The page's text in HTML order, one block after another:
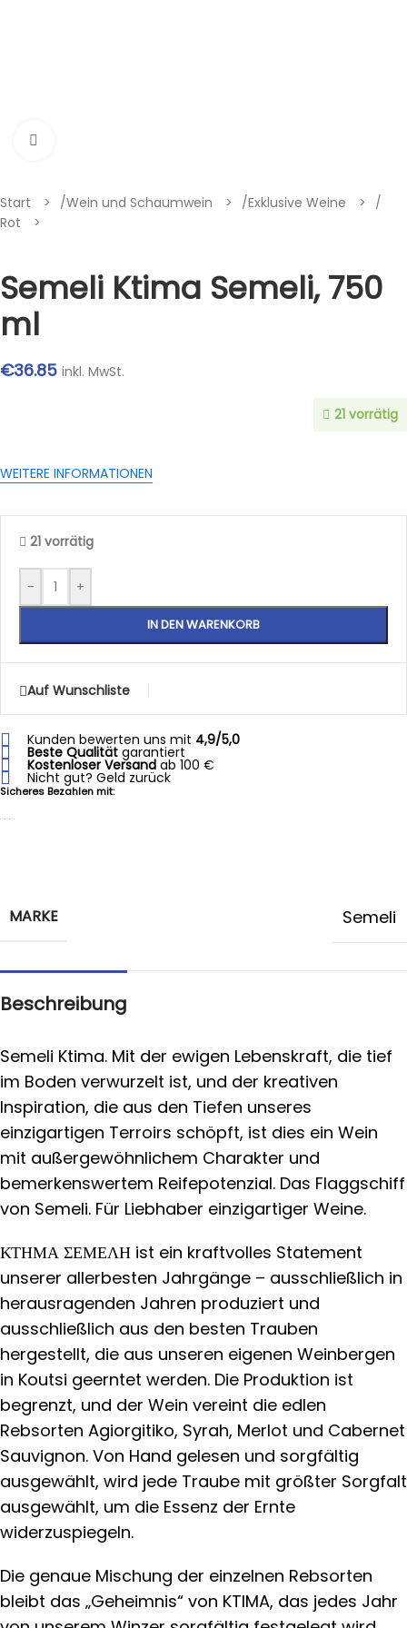
Start /Wein und Schaumwein /Exklusive Weine
/
Rot
Semeli Ktima Semeli, 750
ml
€36.85 inkl. MwSt.
21 vorrätig
WEITERE INFORMATIONEN
21 vorrätig
- +
IN DEN WARENKORB
Auf Wunschliste
Kunden bewerten uns mit 4,9/5,0
Beste Qualität garantiert
Kostenloser Versand ab 100 €
Nicht gut? Geld zurück
Sicheres Bezahlen mit:
MARKE Semeli
Beschreibung
Semeli Ktima. Mit der ewigen Lebenskraft, die tief
im Boden verwurzelt ist, und der kreativen
Inspiration, die aus den Tiefen unseres
einzigartigen Terroirs schöpft, ist dies ein Wein
mit außergewöhnlichem Charakter und
bemerkenswertem Reifepotenzial. Das Flaggschiff
von Semeli. Für Liebhaber einzigartiger Weine.
ΚΤΗΜΑ ΣΕΜΕΛΗ ist ein kraftvolles Statement
unserer allerbesten Jahrgänge – ausschließlich in
herausragenden Jahren produziert und
ausschließlich aus den besten Trauben
hergestellt, die aus unseren eigenen Weinbergen
in Koutsi geerntet werden. Die Produktion ist
begrenzt, und der Wein vereint die edlen
Rebsorten Agiorgitiko, Syrah, Merlot und Cabernet
Sauvignon. Von Hand gelesen und sorgfältig
ausgewählt, wird jede Traube mit größter Sorgfalt
ausgewählt, um die Essenz der Ernte
widerzuspiegeln.
Die genaue Mischung der einzelnen Rebsorten
bleibt das „Geheimnis“ von KTIMA, das jedes Jahr